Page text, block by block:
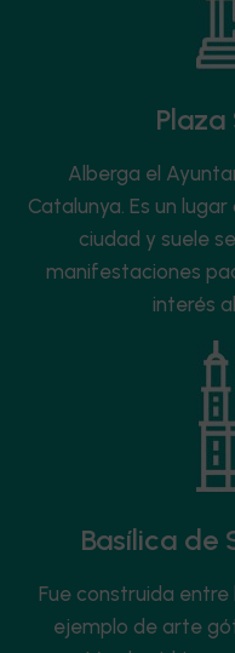
Alberga el
Catalunya. Es un
ciudad y suele
manifestaciones
interés
Basílica de
Fue construida entre
ejemplo de arte